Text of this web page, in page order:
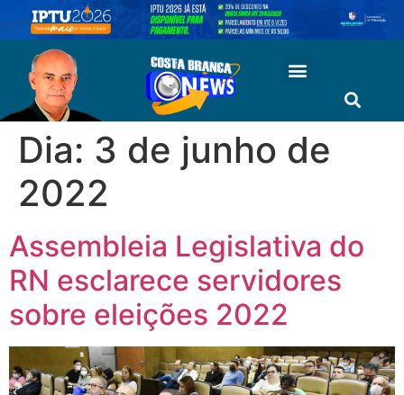
Dia: 3 de junho de
2022
Assembleia Legislativa do
RN esclarece servidores
sobre eleições 2022